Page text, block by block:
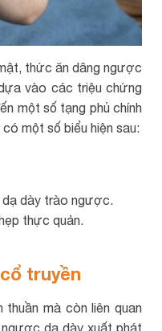
thức ăn dâng ngược
vào các triệu chứng
một số tạng phủ chính
một số biểu hiện sau:
dạ dày trào ngược.
thực quản.
truyền
mà còn liên quan
dạ dày xuất phát